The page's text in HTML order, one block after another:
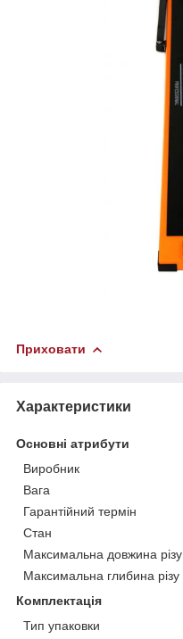
Приховати
Характеристики
Основні атрибути
Виробник
Вага
Гарантійний термін
Стан
Максимальна довжина різу
Максимальна глибина різу
Комплектація
Тип упаковки